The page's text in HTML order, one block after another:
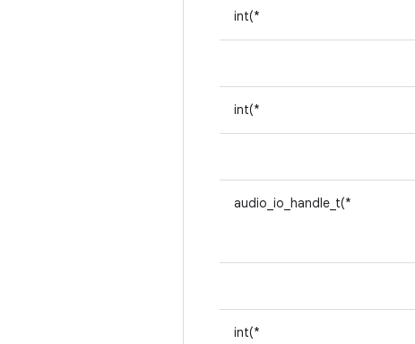
int(*
int(*
audio_io_handle_t(*
int(*